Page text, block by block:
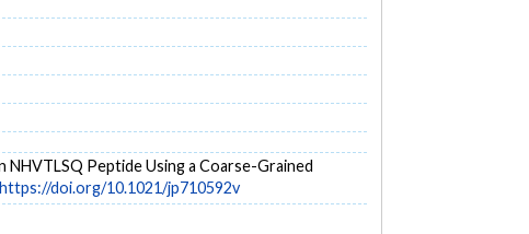
NHVTLSQ Peptide Using a Coarse-Grained
https://doi.org/10.1021/jp710592v